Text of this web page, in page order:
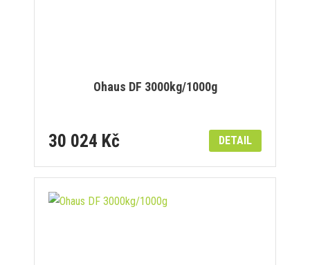
Ohaus DF 3000kg/1000g
30 024 Kč DETAIL